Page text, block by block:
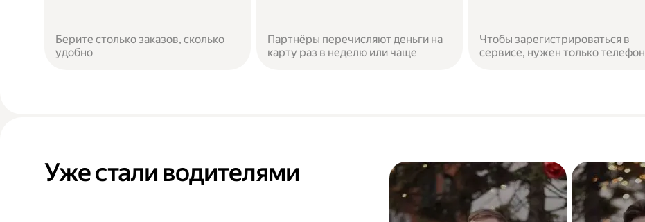
Берите столько заказов, сколько
удобно
Партнёры перечисляют деньги на
карту раз в неделю или чаще
Чтобы зарегистрироваться в
сервисе, нужен только телефон
Уже стали водителями